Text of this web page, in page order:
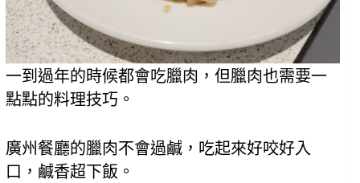
一到過年的時候都會吃臘肉，但臘肉也需要一
點點的料理技巧。
廣州餐廳的臘肉不會過鹹，吃起來好咬好入
口，鹹香超下飯。